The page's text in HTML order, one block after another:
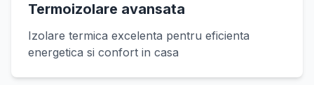
Termoizolare avansata
Izolare termica excelenta pentru eficienta
energetica si confort in casa